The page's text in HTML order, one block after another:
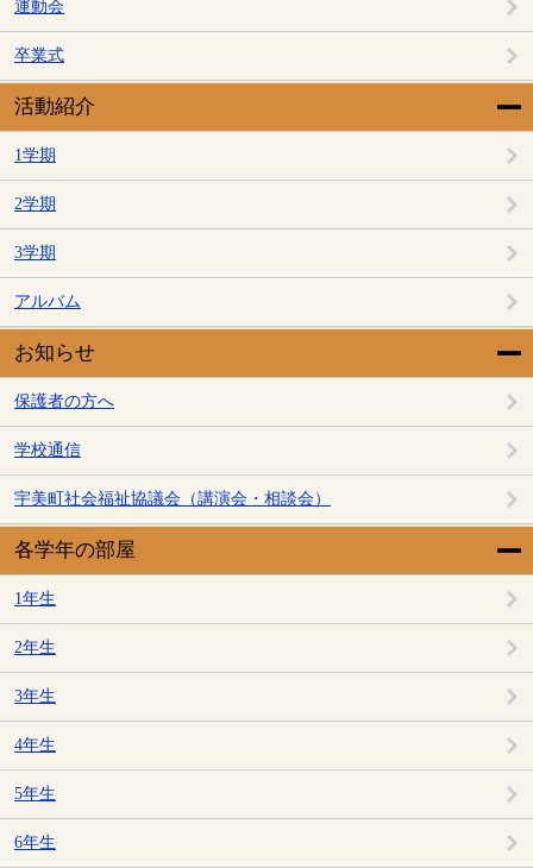
運動会
卒業式
活動紹介
1学期
2学期
3学期
アルバム
お知らせ
保護者の方へ
学校通信
宇美町社会福祉協議会（講演会・相談会）
各学年の部屋
1年生
2年生
3年生
4年生
5年生
6年生